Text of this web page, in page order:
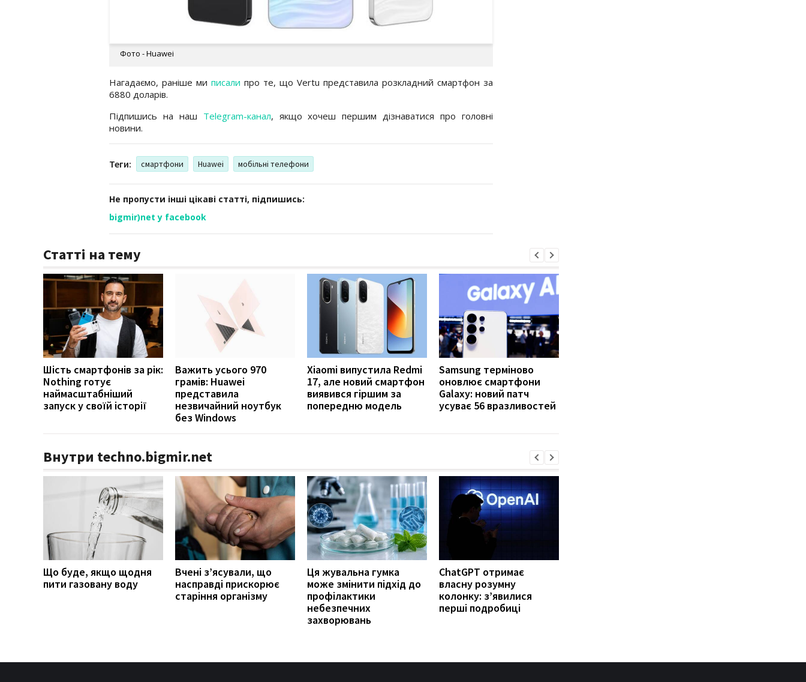
Фото - Huawei
Нагадаємо, раніше ми писали про те, що Vertu представила розкладний смартфон за
6880 доларів.
Підпишись на наш Telegram-канал, якщо хочеш першим дізнаватися про головні
новини.
Теги: смартфони Huawei мобільні телефони
Не пропусти інші цікаві статті, підпишись:
bigmir)net у facebook
Статті на тему
Шість смартфонів за рік:
Nothing готує
наймасштабніший
запуск у своїй історії
Важить усього 970
грамів: Huawei
представила
незвичайний ноутбук
без Windows
Xiaomi випустила Redmi
17, але новий смартфон
виявився гіршим за
попередню модель
Samsung терміново
оновлює смартфони
Galaxy: новий патч
усуває 56 вразливостей
Внутри techno.bigmir.net
Що буде, якщо щодня
пити газовану воду
Вчені з’ясували, що
насправді прискорює
старіння організму
Ця жувальна гумка
може змінити підхід до
профілактики
небезпечних
захворювань
ChatGPT отримає
власну розумну
колонку: з’явилися
перші подробиці